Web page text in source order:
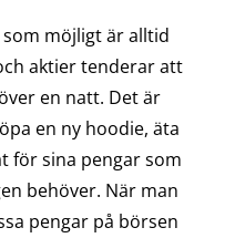
möjligt är alltid
aktier tenderar att
en natt. Det är
en ny hoodie, äta
för sina pengar som
behöver. När man
pengar på börsen